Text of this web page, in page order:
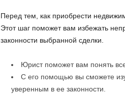
Перед тем, как приобрести
Этот шаг поможет вам избежать
законности выбранной сделки.
Юрист поможет вам понять
С его помощью вы сможете
уверенным в ее законности.